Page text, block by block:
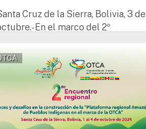
Cruz de la Sierra, Bolivia, 3 de
En el marco del 2º